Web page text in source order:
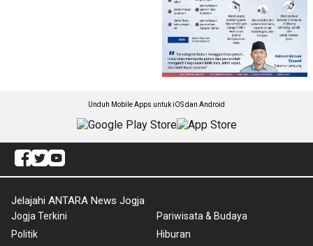
Unduh Mobile Apps untuk iOS dan Android
Jelajahi ANTARA News Jogja
Jogja Terkini
Politik
Pariwisata & Budaya
Hiburan